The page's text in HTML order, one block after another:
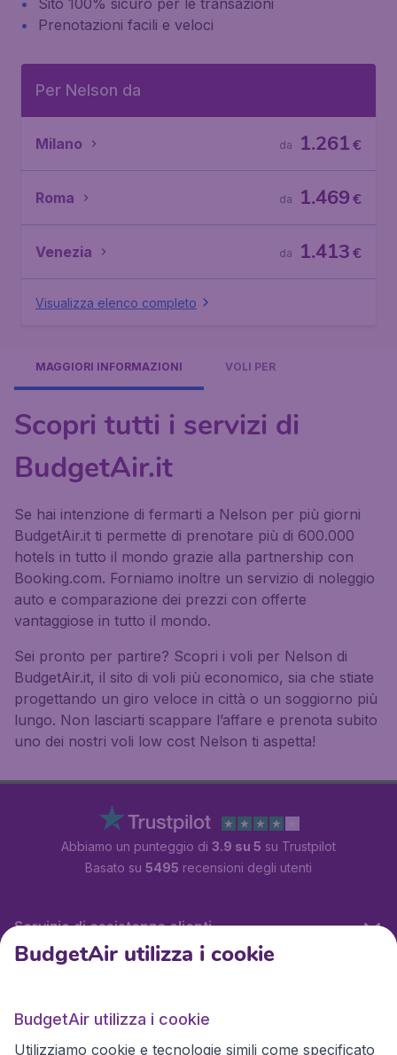
Sito 100% sicuro per le transazioni
Prenotazioni facili e veloci
Per Nelson da
Milano €
1.261
da
Roma €
1.469
da
Venezia €
1.413
da
Visualizza elenco completo
MAGGIORI INFORMAZIONI VOLI PER
Scopri tutti i servizi di
BudgetAir.it
Se hai intenzione di fermarti a Nelson per più giorni
BudgetAir.it ti permette di prenotare più di 600.000
hotels in tutto il mondo grazie alla partnership con
Booking.com. Forniamo inoltre un servizio di noleggio
auto e comparazione dei prezzi con offerte
vantaggiose in tutto il mondo.
Sei pronto per partire? Scopri i voli per Nelson di
BudgetAir.it, il sito di voli più economico, sia che stiate
progettando un giro veloce in città o un soggiorno più
lungo. Non lasciarti scappare l’affare e prenota subito
uno dei nostri voli low cost Nelson ti aspetta!
Abbiamo un punteggio di 3.9 su 5 su Trustpilot
Basato su 5495 recensioni degli utenti
Servizio di assistenza clienti
BudgetAir utilizza i cookie
BudgetAir utilizza i cookie
Utilizziamo cookie e tecnologie simili come specificato